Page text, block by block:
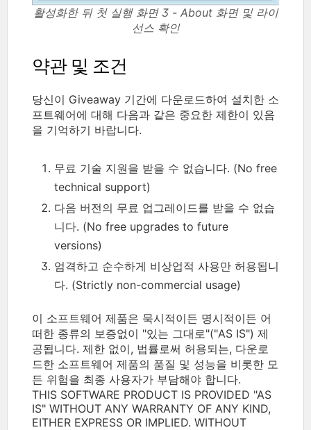
활성화한 뒤 첫 실행 화면 3 - About 화면 및 라이
선스 확인
약관 및 조건
당신이 Giveaway 기간에 다운로드하여 설치한 소
프트웨어에 대해 다음과 같은 중요한 제한이 있음
을 기억하기 바랍니다.
무료 기술 지원을 받을 수 없습니다. (No free
technical support)
다음 버전의 무료 업그레이드를 받을 수 없습
니다. (No free upgrades to future
versions)
엄격하고 순수하게 비상업적 사용만 허용됩니
다. (Strictly non-commercial usage)
이 소프트웨어 제품은 묵시적이든 명시적이든 어
떠한 종류의 보증없이 "있는 그대로"("AS IS") 제
공됩니다. 제한 없이, 법률로써 허용되는, 다운로
드한 소프트웨어 제품의 품질 및 성능을 비롯한 모
든 위험을 최종 사용자가 부담해야 합니다.
THIS SOFTWARE PRODUCT IS PROVIDED "AS
IS" WITHOUT ANY WARRANTY OF ANY KIND,
EITHER EXPRESS OR IMPLIED. WITHOUT